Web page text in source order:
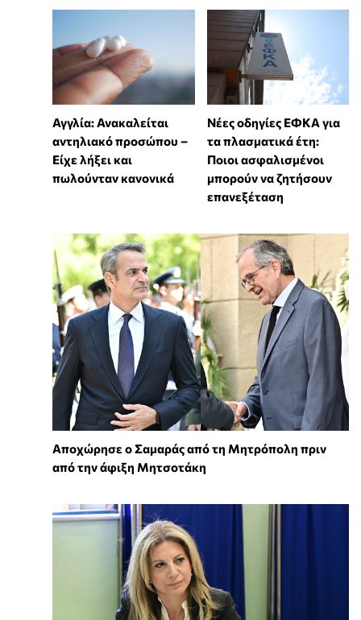
Αγγλία: Ανακαλείται
αντηλιακό προσώπου –
Είχε λήξει και
πωλούνταν κανονικά
Νέες οδηγίες ΕΦΚΑ για
τα πλασματικά έτη:
Ποιοι ασφαλισμένοι
μπορούν να ζητήσουν
επανεξέταση
Αποχώρησε ο Σαμαράς από τη Μητρόπολη πριν
από την άφιξη Μητσοτάκη